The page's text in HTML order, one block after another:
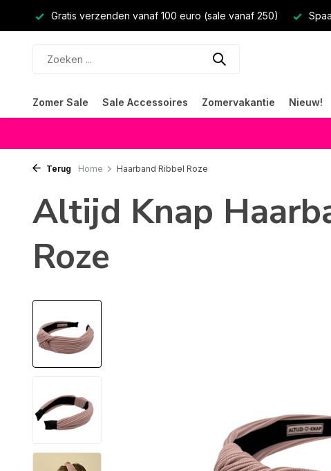
Gratis verzenden vanaf 100 euro (sale vanaf 250)
Zomer Sale Sale Accessoires Zomervakantie Nieuw!
Terug Home Haarband Ribbel Roze
Altijd Knap
Roze